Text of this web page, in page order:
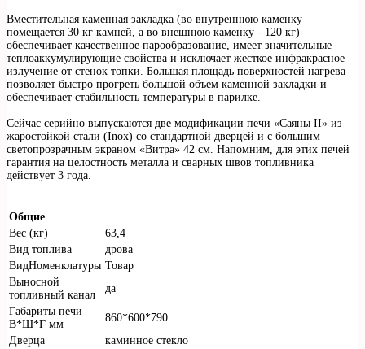
Вместительная каменная закладка (во внутреннюю каменку
помещается 30 кг камней, а во внешнюю каменку - 120 кг)
обеспечивает качественное парообразование, имеет значительные
теплоаккумулирующие свойства и исключает жесткое инфракрасное
излучение от стенок топки. Большая площадь поверхностей нагрева
позволяет быстро прогреть большой объем каменной закладки и
обеспечивает стабильность температуры в парилке.
Сейчас серийно выпускаются две модификации печи «Саяны II» из
жаростойкой стали (Inox) со стандартной дверцей и с большим
светопрозрачным экраном «Витра» 42 см. Напомним, для этих печей
гарантия на целостность металла и сварных швов топливника
действует 3 года.
Общие
Вес (кг)
63,4
Вид топлива
дрова
ВидНоменклатуры Товар
Выносной
топливный канал
да
Габариты печи
В*Ш*Г мм
860*600*790
Дверца
каминное стекло